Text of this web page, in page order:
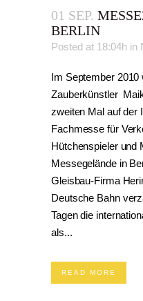
01 SEP.
BERLIN
Posted at 18:04h in
Im September 2010
Zauberkünstler
zweiten Mal auf der
Fachmesse für
Hütchenspieler und
Messegelände in
Gleisbau-Firma
Deutsche Bahn
Tagen die
als...
READ MORE